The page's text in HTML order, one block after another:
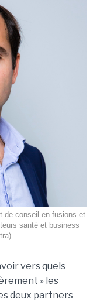
de conseil en fusions et
santé et business
vers quels
» les
deux partners